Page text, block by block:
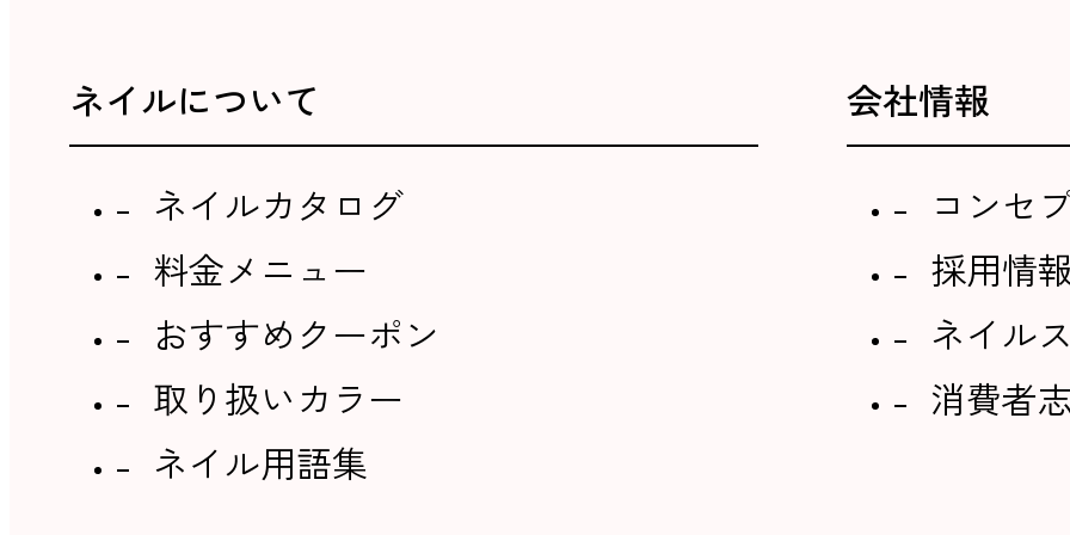
ネイルについて
ネイルカタログ
料金メニュー
おすすめクーポン
取り扱いカラー
ネイル用語集
会社情報
コンセ
採用情
ネイル
消費者